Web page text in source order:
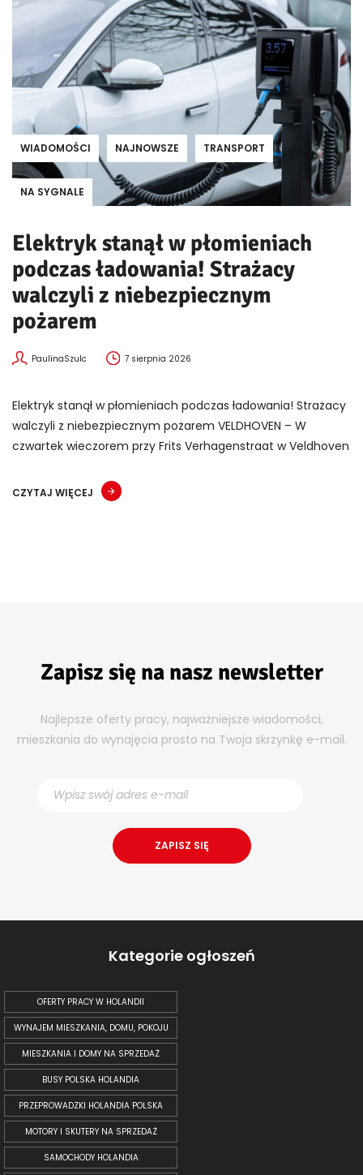
WIADOMOŚCI NAJNOWSZE TRANSPORT
NA SYGNALE
Elektryk stanął w płomieniach
podczas ładowania! Strażacy
walczyli z niebezpiecznym
pożarem
PaulinaSzulc 7 sierpnia 2026
Elektryk stanął w płomieniach podczas ładowania! Strażacy
walczyli z niebezpiecznym pożarem VELDHOVEN – W
czwartek wieczorem przy Frits Verhagenstraat w Veldhoven
CZYTAJ WIĘCEJ
Zapisz się na nasz newsletter
Najlepsze oferty pracy, najważniejsze wiadomości,
mieszkania do wynajęcia prosto na Twoja skrzynkę e-mail.
Kategorie ogłoszeń
OFERTY PRACY W HOLANDII
WYNAJEM MIESZKANIA, DOMU, POKOJU
MIESZKANIA I DOMY NA SPRZEDAŻ
BUSY POLSKA HOLANDIA
PRZEPROWADZKI HOLANDIA POLSKA
MOTORY I SKUTERY NA SPRZEDAŻ
SAMOCHODY HOLANDIA